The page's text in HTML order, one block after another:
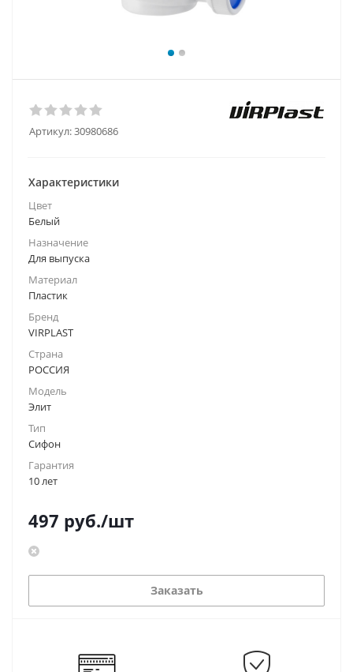
Артикул:30980686
Характеристики
Цвет
Белый
Назначение
Для выпуска
Материал
Пластик
Бренд
VIRPLAST
Страна
РОССИЯ
Модель
Элит
Тип
Сифон
Гарантия
10 лет
497 руб./шт
Заказать